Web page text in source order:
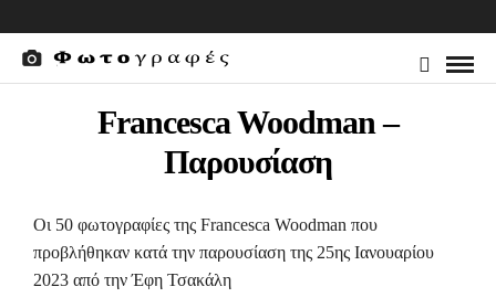
Francesca Woodman –
Παρουσίαση
Οι 50 φωτογραφίες της Francesca Woodman που
προβλήθηκαν κατά την παρουσίαση της 25ης Ιανουαρίου
2023 από την Έφη Τσακάλη